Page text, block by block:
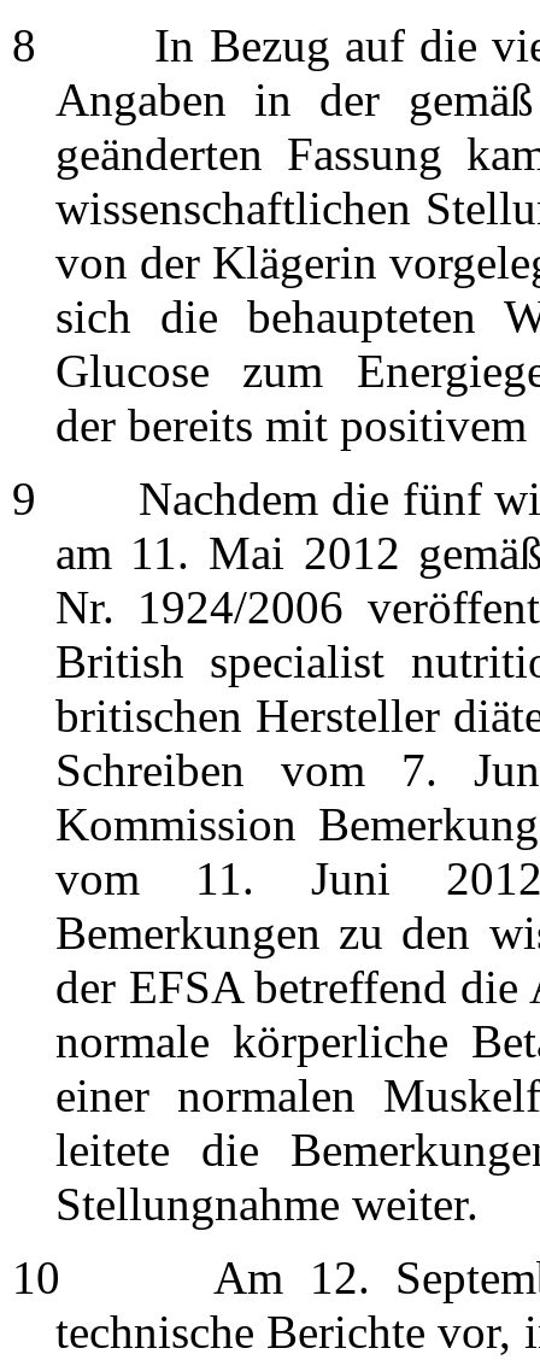
8 In Bezug auf die vier
Angaben in der
geänderten Fassung
wissenschaftlichen
von der Klägerin
sich die behaupteten
Glucose zum
der bereits mit
9 Nachdem die fünf
am 11. Mai 2012
Nr. 1924/2006
British specialist
britischen Hersteller
Schreiben vom 7.
Kommission
vom 11. Juni
Bemerkungen zu den
der EFSA betreffend die
normale körperliche
einer normalen
leitete die
Stellungnahme weiter.
10 Am 12.
technische Berichte vor,